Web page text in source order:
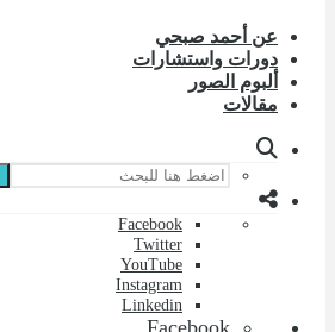
عن أحمد صبحي
دورات واستشارات
ألبوم الصور
مقالات
Facebook
Twitter
YouTube
Instagram
Linkedin
Facebook